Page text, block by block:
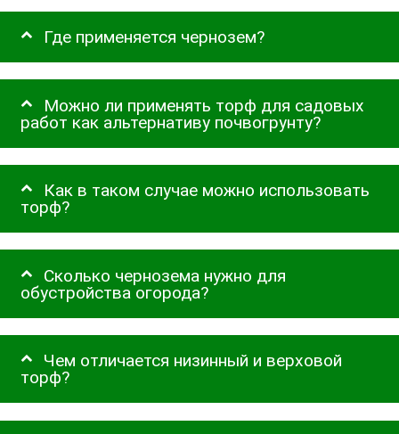
Где применяется чернозем?
Можно ли применять торф для садовых
работ как альтернативу почвогрунту?
Как в таком случае можно использовать
торф?
Сколько чернозема нужно для
обустройства огорода?
Чем отличается низинный и верховой
торф?